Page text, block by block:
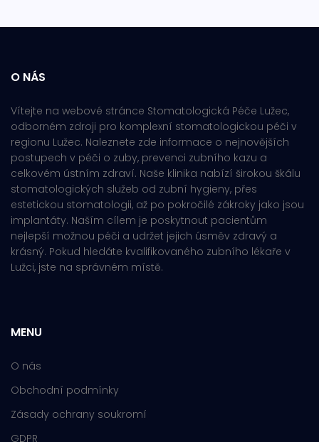
O NÁS
Vítejte na webové stránce Stomatologická Péče Lužec,
odborném zdroji pro komplexní stomatologickou péči v
regionu Lužec. Naleznete zde informace o nejnovějších
postupech v péči o zuby, prevenci zubního kazu a
celkovém ústním zdraví. Naše klinika nabízí širokou škálu
stomatologických služeb od zubní hygieny, přes
estetickou stomatologii, až po pokročilé zákroky jako jsou
implantáty. Naším cílem je poskytnout pacientům
nejlepší možnou péči a udržet jejich úsměv zdravý a
krásný. Pokud hledáte kvalifikovaného zubního lékaře v
Lužci, jste na správném místě.
MENU
O nás
Obchodní podmínky
Zásady ochrany soukromí
GDPR